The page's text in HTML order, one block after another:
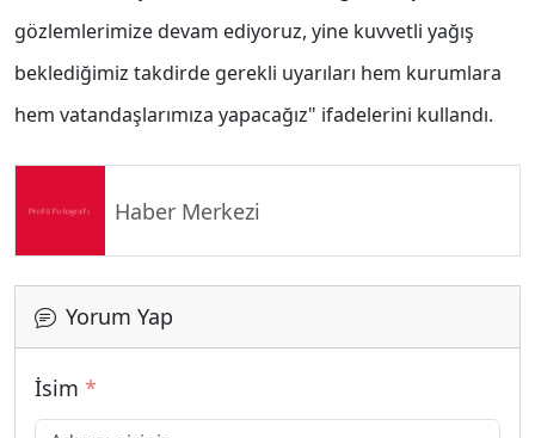
gözlemlerimize devam ediyoruz, yine kuvvetli yağış
beklediğimiz takdirde gerekli uyarıları hem kurumlara
hem vatandaşlarımıza yapacağız" ifadelerini kullandı.
Haber Merkezi
Yorum Yap
İsim *